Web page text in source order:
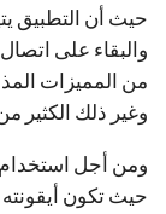
حيث أن التطبيق
والبقاء على
من المميزات
وغير ذلك الكثير
ومن أجل استخدام
حيث تكون